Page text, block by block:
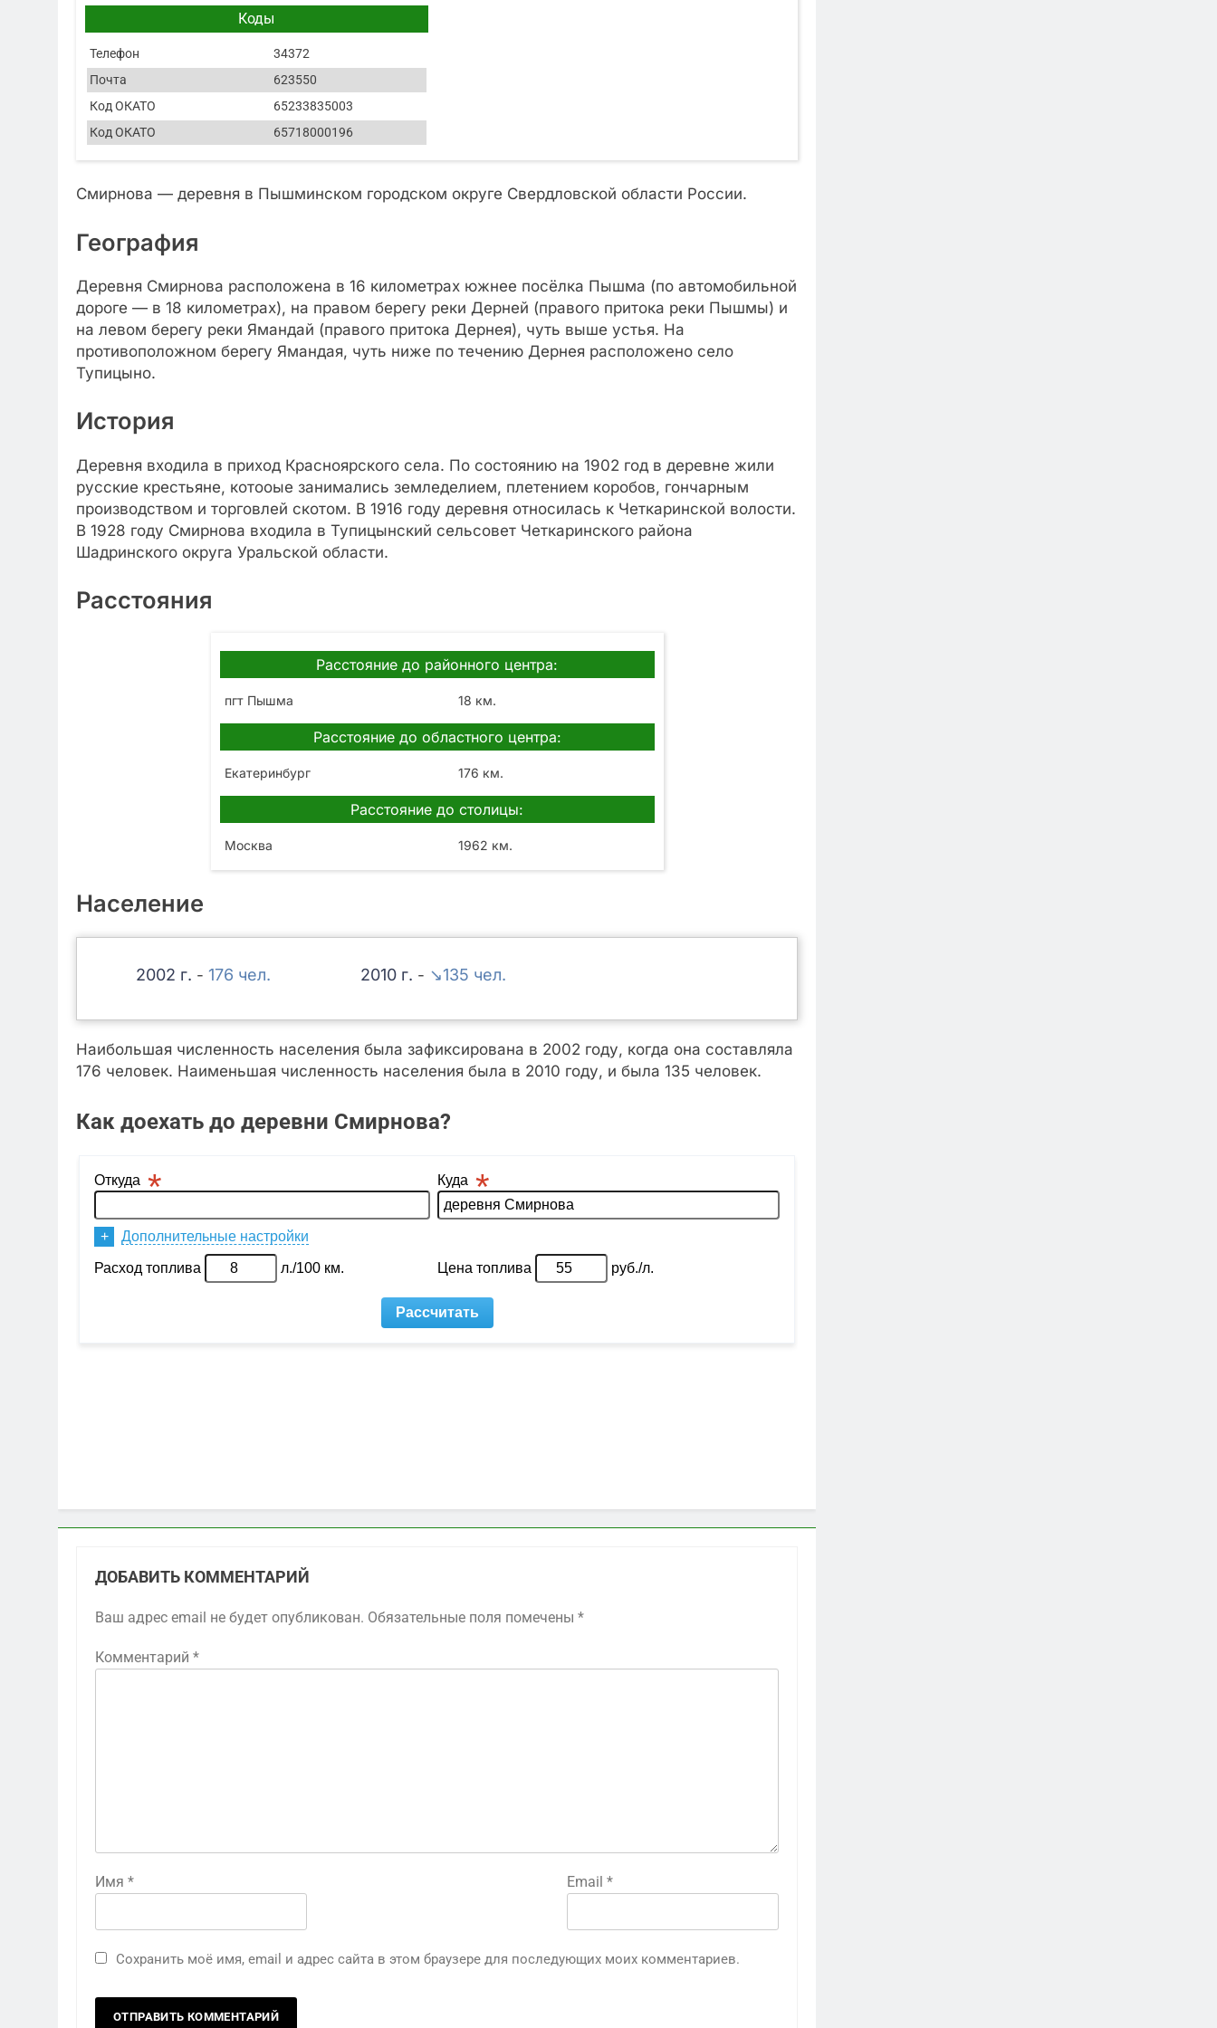
Коды
Телефон
34372
Почта
623550
Код ОКАТО
65233835003
Код ОКАТО
65718000196
Смирнова — деревня в Пышминском городском округе Свердловской области России.
География
Деревня Смирнова расположена в 16 километрах южнее посёлка Пышма (по автомобильной
дороге — в 18 километрах), на правом берегу реки Дерней (правого притока реки Пышмы) и
на левом берегу реки Ямандай (правого притока Дернея), чуть выше устья. На
противоположном берегу Ямандая, чуть ниже по течению Дернея расположено село
Тупицыно.
История
Деревня входила в приход Красноярского села. По состоянию на 1902 год в деревне жили
русские крестьяне, котооые занимались земледелием, плетением коробов, гончарным
производством и торговлей скотом. В 1916 году деревня относилась к Четкаринской волости.
В 1928 году Смирнова входила в Тупицынский сельсовет Четкаринского района
Шадринского округа Уральской области.
Расстояния
Расстояние до районного центра:
пгт Пышма 18 км.
Расстояние до областного центра:
Екатеринбург 176 км.
Расстояние до столицы:
Москва 1962 км.
Население
2002 - 176 2010 - ↘135
Наибольшая численность населения была зафиксирована в 2002 году, когда она составляла
176 человек. Наименьшая численность населения была в 2010 году, и была 135 человек.
Как доехать до деревни Смирнова?
ДОБАВИТЬ КОММЕНТАРИЙ
Ваш адрес email не будет опубликован. Обязательные поля помечены *
Комментарий *
Имя * Email *
Сохранить моё имя, email и адрес сайта в этом браузере для последующих моих комментариев.